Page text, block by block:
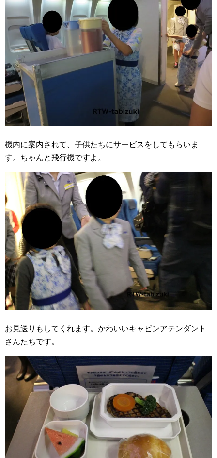
機内に案内されて、子供たちにサービスをしてもらいま
す。ちゃんと飛行機ですよ。
お見送りもしてくれます。かわいいキャビンアテンダント
さんたちです。